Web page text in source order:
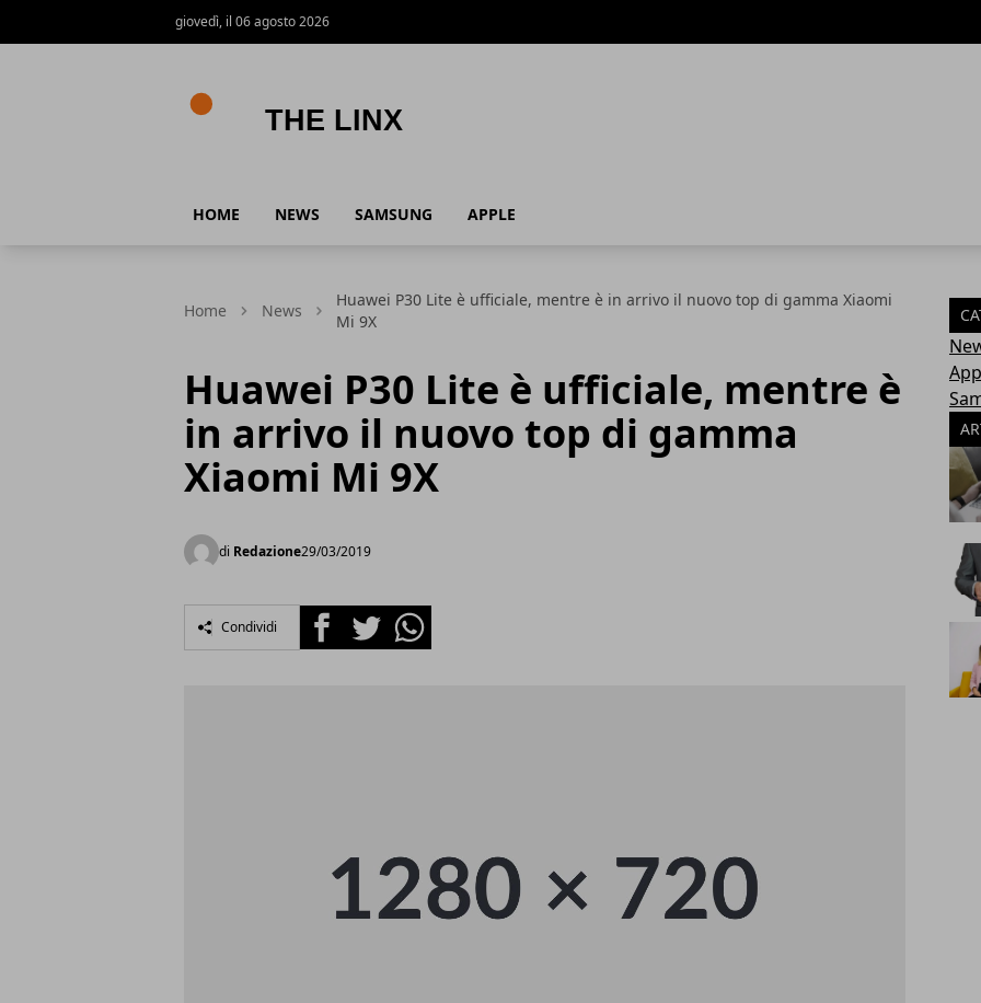
giovedì, il 06 agosto 2026
HOME NEWS SAMSUNG APPLE
Home News
Huawei P30 Lite è ufficiale, mentre è in arrivo il nuovo top di gamma Xiaomi
Mi 9X
Huawei P30 Lite è ufficiale, mentre è
in arrivo il nuovo top di gamma
Xiaomi Mi 9X
di Redazione29/03/2019
Condividi FacebookTwitterWhatsapp